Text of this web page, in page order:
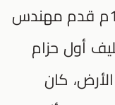
الأولية لأحزمة النقل، سنة 1905م قدم مهندس
أول حزام
كان